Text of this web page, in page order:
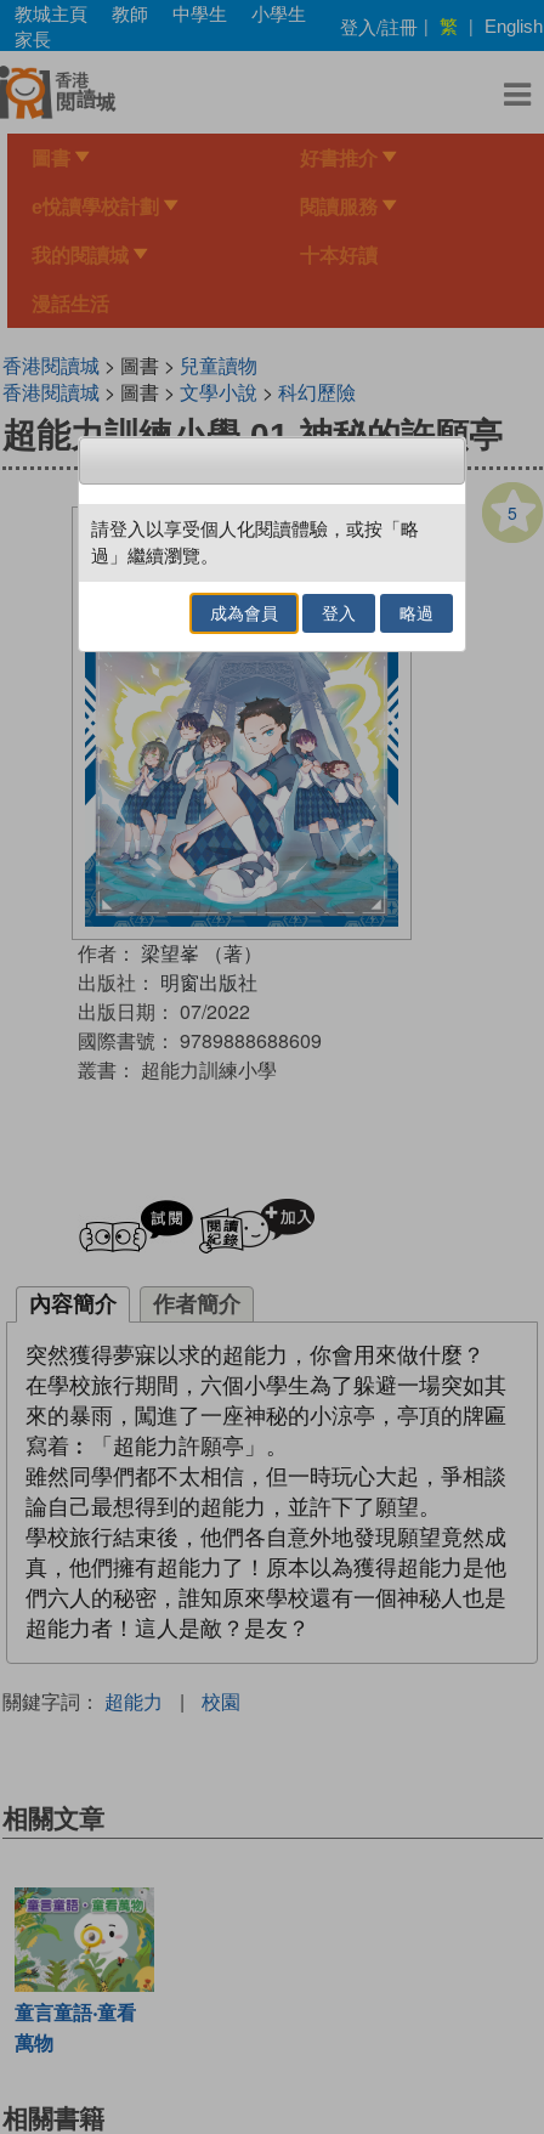
Skip
main
content
教城主頁 教師 中學生
小學生
家長
登入/註冊 | 繁 | English
圖書 好書推介
e悅讀學校計劃 閱讀服務
我的閱讀城 十本好讀
漫話生活
香港閱讀城> 圖書 > 兒童讀物
香港閱讀城> 圖書 > 文學小說 > 科幻歷險
超能力訓練小學 01 神秘的許願亭
5
作者： 梁望峯 （著）
出版社： 明窗出版社
出版日期： 07/2022
國際書號： 9789888688609
叢書： 超能力訓練小學
試閲
內容簡介 作者簡介
突然獲得夢寐以求的超能力，你會用來做什麼？
在學校旅行期間，六個小學生為了躲避一場突如其
來的暴雨，闖進了一座神秘的小涼亭，亭頂的牌匾
寫着︰「超能力許願亭」。
雖然同學們都不太相信，但一時玩心大起，爭相談
論自己最想得到的超能力，並許下了願望。
學校旅行結束後，他們各自意外地發現願望竟然成
真，他們擁有超能力了！原本以為獲得超能力是他
們六人的秘密，誰知原來學校還有一個神秘人也是
超能力者！這人是敵？是友？
關鍵字詞： 超能力 | 校園
相關文章
童言童語‧童看
萬物
相關書籍
請登入以享受個人化閱讀體驗，或按「略
過」繼續瀏覽。
成為會員 登入 略過